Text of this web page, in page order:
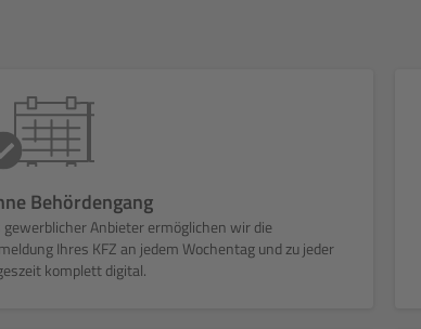
Behördengang
gewerblicher Anbieter ermöglichen wir die
Ihres KFZ an jedem Wochentag und zu jeder
komplett digital.